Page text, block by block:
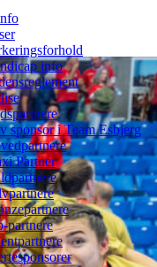
info
sponsor i Team Esbjerg
Partner
partnere